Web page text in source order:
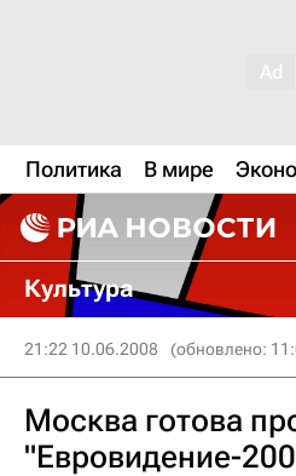
Политика В мире
Культура
21:22 10.06.2008 (обновлено:
Москва готова
"Евровидение-